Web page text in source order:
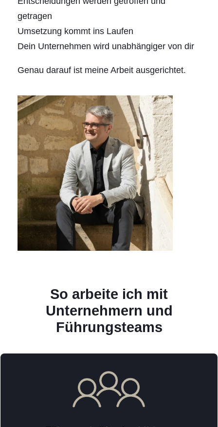
getragen
Umsetzung kommt ins Laufen
Dein Unternehmen wird unabhängiger von dir
Genau darauf ist meine Arbeit ausgerichtet.
So arbeite ich mit
Unternehmern und
Führungsteams